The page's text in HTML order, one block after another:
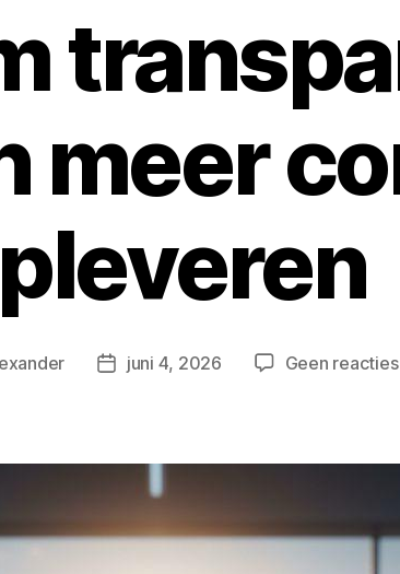
meer
Berichtdatum
juni 4, 2026 Geen reacties